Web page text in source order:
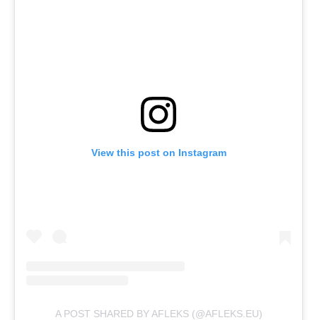
View this post on Instagram
A POST SHARED BY AFLEKS (@AFLEKS.EU)